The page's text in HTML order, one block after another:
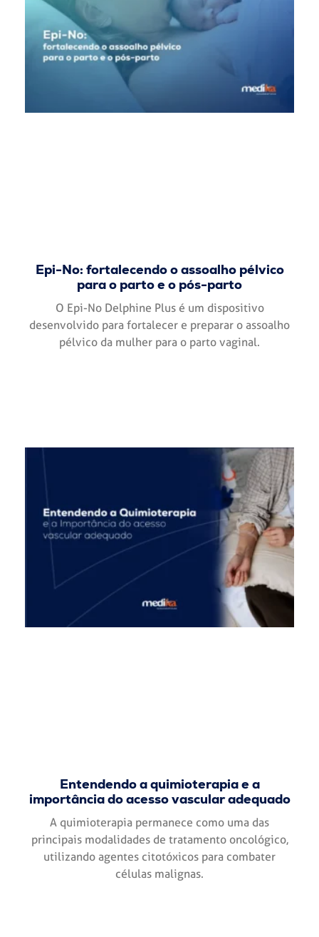
Epi-No: fortalecendo o assoalho pélvico
para o parto e o pós-parto
O Epi-No Delphine Plus é um dispositivo
desenvolvido para fortalecer e preparar o assoalho
pélvico da mulher para o parto vaginal.
Entendendo a quimioterapia e a
importância do acesso vascular adequado
A quimioterapia permanece como uma das
principais modalidades de tratamento oncológico,
utilizando agentes citotóxicos para combater
células malignas.